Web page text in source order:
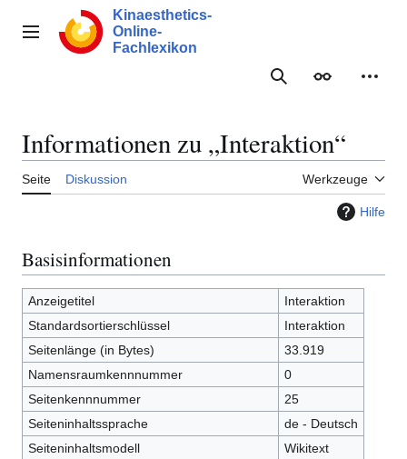
Inhalt
springenHauptmenü
Kinaesthetics-
Online-
Fachlexikon
Suche
Informationen zu „Interaktion“
Seite Diskussion Werkzeuge
Hilfe
Basisinformationen
Anzeigetitel
Interaktion
Standardsortierschlüssel
Interaktion
Seitenlänge (in Bytes)
33.919
Namensraumkennnummer
0
Seitenkennnummer
25
Seiteninhaltssprache
de - Deutsch
Seiteninhaltsmodell
Wikitext